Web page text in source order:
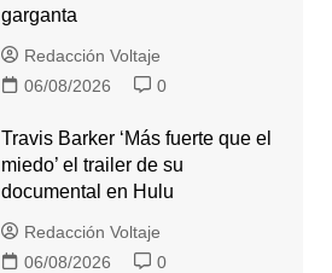
garganta
Redacción Voltaje
06/08/2026
0
Travis Barker ‘Más fuerte que el
miedo’ el trailer de su
documental en Hulu
Redacción Voltaje
06/08/2026
0